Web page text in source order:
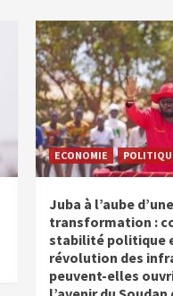
ECONOMIE
Juba à l’aube d’une
transformation :
stabilité politique
révolution des
peuvent-elles